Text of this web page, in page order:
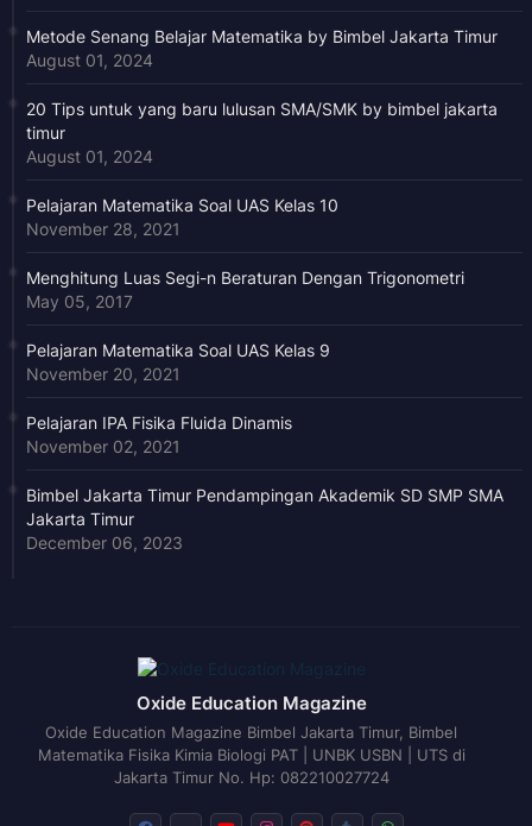
Metode Senang Belajar Matematika by Bimbel Jakarta Timur
August 01, 2024
20 Tips untuk yang baru lulusan SMA/SMK by bimbel jakarta
timur
August 01, 2024
Pelajaran Matematika Soal UAS Kelas 10
November 28, 2021
Menghitung Luas Segi-n Beraturan Dengan Trigonometri
May 05, 2017
Pelajaran Matematika Soal UAS Kelas 9
November 20, 2021
Pelajaran IPA Fisika Fluida Dinamis
November 02, 2021
Bimbel Jakarta Timur Pendampingan Akademik SD SMP SMA
Jakarta Timur
December 06, 2023
Oxide Education Magazine
Oxide Education Magazine Bimbel Jakarta Timur, Bimbel
Matematika Fisika Kimia Biologi PAT | UNBK USBN | UTS di
Jakarta Timur No. Hp: 082210027724